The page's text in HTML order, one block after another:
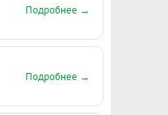
Подробнее →
Подробнее →